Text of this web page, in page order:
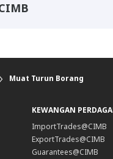
Muat Turun Borang
KEWANGAN
ImportTrades@CIMB
ExportTrades@CIMB
Guarantees@CIMB